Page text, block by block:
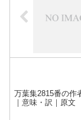
万葉集2815番の作
｜意味・訳｜原文